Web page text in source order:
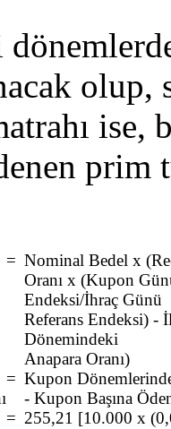
ise,
prim
= Nominal Bedel x
Oranı x (Kupon
Endeksi/İhraç Günü
Referans Endeksi) -
Dönemindeki
Anapara Oranı)
= Kupon
- Kupon Başına
= 255,21 [10.000 x